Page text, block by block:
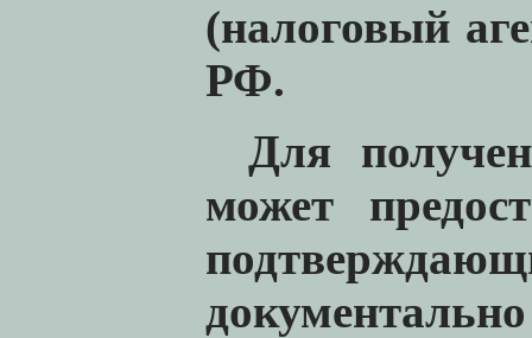
(налоговый
РФ.
Для
может